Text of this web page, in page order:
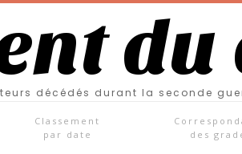
du
décédés durant la seconde
Classement
par date
des